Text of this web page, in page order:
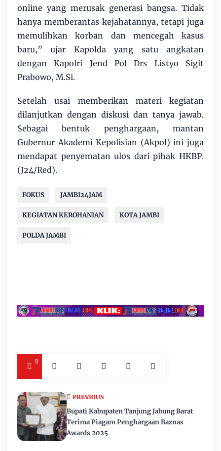
online yang merusak generasi bangsa. Tidak
hanya memberantas kejahatannya, tetapi juga
memulihkan korban dan mencegah kasus
baru,” ujar Kapolda yang satu angkatan
dengan Kapolri Jend Pol Drs Listyo Sigit
Prabowo, M.Si.
Setelah usai memberikan materi kegiatan
dilanjutkan dengan diskusi dan tanya jawab.
Sebagai bentuk penghargaan, mantan
Gubernur Akademi Kepolisian (Akpol) ini juga
mendapat penyematan ulos dari pihak HKBP.
(J24/Red).
FOKUS JAMBI24JAM
KEGIATAN KEROHANIAN KOTA JAMBI
POLDA JAMBI
0
PREVIOUS
Bupati Kabupaten Tanjung Jabung Barat
Terima Piagam Penghargaan Baznas
Awards 2025